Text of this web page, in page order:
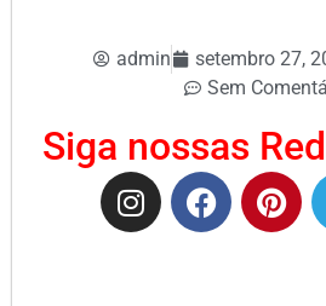
admin setembro 27,
Sem
Siga nossas